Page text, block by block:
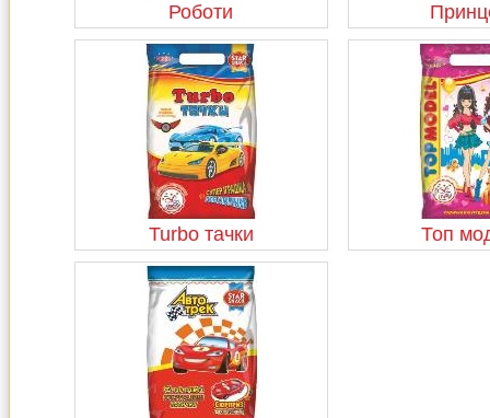
Роботи
Turbo тачки Топ